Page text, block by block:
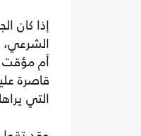
إذا كان
الشرعي،
أم مؤقت
قاصرة
التي